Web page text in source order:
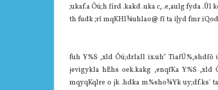
;ukaf.a Ôú;h fírd .kakd .uka c, .e,aulg fyda
th fudk ;rï mqKHl¾uhla‌o@ fï ta i|yd fmr
fuh Y%S ,xld Ôú;drla‌Il ix.uh"
jevigykla‌ hEhs oek.kakg ,enqfKa Y%S
mqyqKqlre o jk .hdka m%sho¾Yk uy;df.ks'